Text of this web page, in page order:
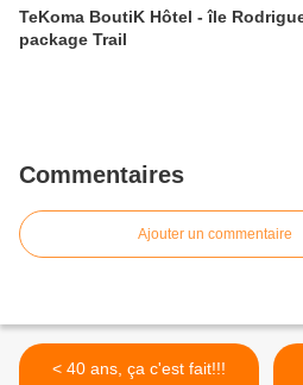
TeKoma BoutiK Hôtel - île
package Trail
Commentaires
Ajouter un commentaire
< 40 ans, ça c'est fait!!!